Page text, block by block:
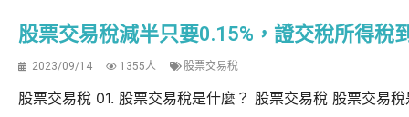
股票交易稅減半只要0.15%，證交稅所得稅
2023/09/14 1355人 股票交易稅
股票交易稅 01. 股票交易稅是什麼？ 股票交易稅 股票交易